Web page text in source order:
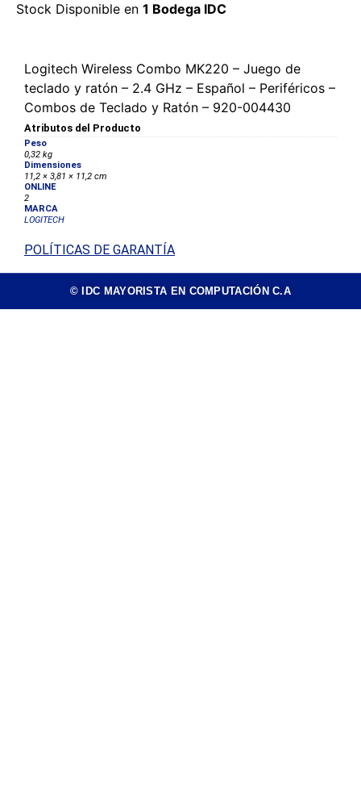
Stock Disponible en 1 Bodega IDC
Logitech Wireless Combo MK220 – Juego de
teclado y ratón – 2.4 GHz – Español – Periféricos –
Combos de Teclado y Ratón – 920-004430
Atributos del Producto
Peso
0,32 kg
Dimensiones
11,2 × 3,81 × 11,2 cm
ONLINE
2
MARCA
LOGITECH
POLÍTICAS DE GARANTÍA
© IDC MAYORISTA EN COMPUTACIÓN C.A